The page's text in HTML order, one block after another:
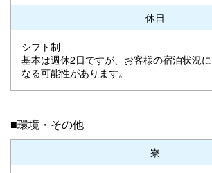
休日
シフト制
基本は週休2日ですが、お客様の宿泊状況
なる可能性があります。
■環境・その他
寮